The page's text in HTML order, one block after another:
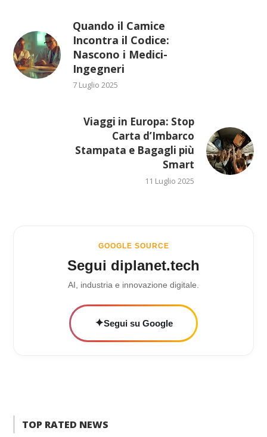
Quando il Camice
Incontra il Codice:
Nascono i Medici-
Ingegneri
7 Luglio 2025
Viaggi in Europa: Stop
Carta d’Imbarco
Stampata e Bagagli più
Smart
11 Luglio 2025
GOOGLE SOURCE
Segui diplanet.tech
AI, industria e innovazione digitale.
✦Segui su Google
TOP RATED NEWS